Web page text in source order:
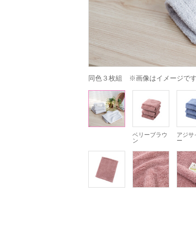
同色３枚組　※画像はイメージです
ベリーブラウ
ン
アジサ
ー